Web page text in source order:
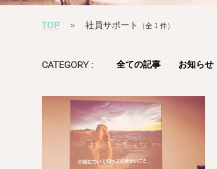
TOP > 社員サポート （全 1 件）
CATEGORY : 全ての記事 お知らせ